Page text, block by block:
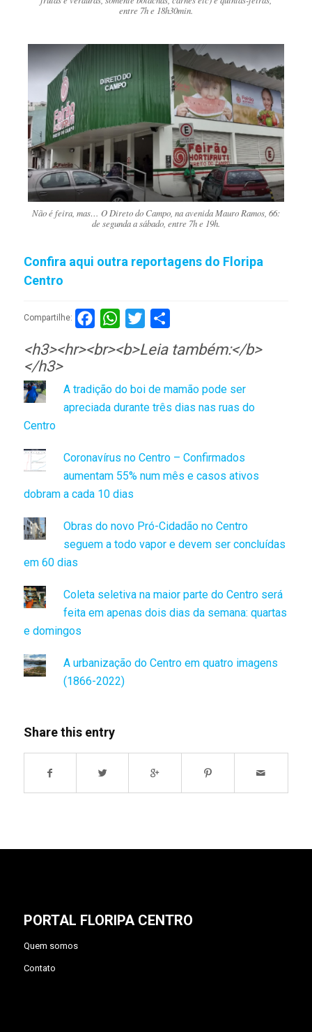
entre 7h e 18h30min.
Não é feira, mas… O Direto do Campo, na avenida Mauro Ramos, 66:
de segunda a sábado, entre 7h e 19h.
Confira aqui outra reportagens do Floripa
Centro
Compartilhe: FacebookWhatsApp
Twitter
<h3><hr><br><b>Leia também:</b>
</h3>
A tradição do boi de mamão pode ser
apreciada durante três dias nas ruas do
Centro
Coronavírus no Centro – Confirmados
aumentam 55% num mês e casos ativos
dobram a cada 10 dias
Obras do novo Pró-Cidadão no Centro
seguem a todo vapor e devem ser concluídas
em 60 dias
Coleta seletiva na maior parte do Centro será
feita em apenas dois dias da semana: quartas
e domingos
A urbanização do Centro em quatro imagens
(1866-2022)
Share this entry
PORTAL FLORIPA CENTRO
Quem somos
Contato